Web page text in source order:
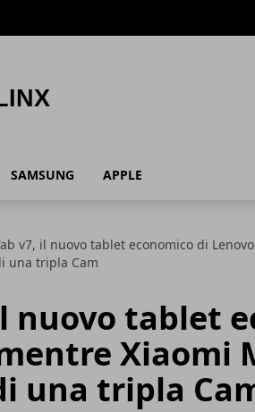
SAMSUNG APPLE
v7, il nuovo tablet economico di
una tripla Cam
nuovo tablet
Xiaomi
una tripla